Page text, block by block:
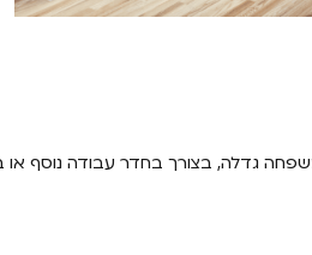
גדלה, בצורך בחדר עבודה נוסף או